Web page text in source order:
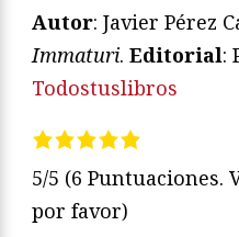
Autor: Javier Pérez
Immaturi. Editorial:
Todostuslibros
5/5 (6 Puntuaciones.
por favor)